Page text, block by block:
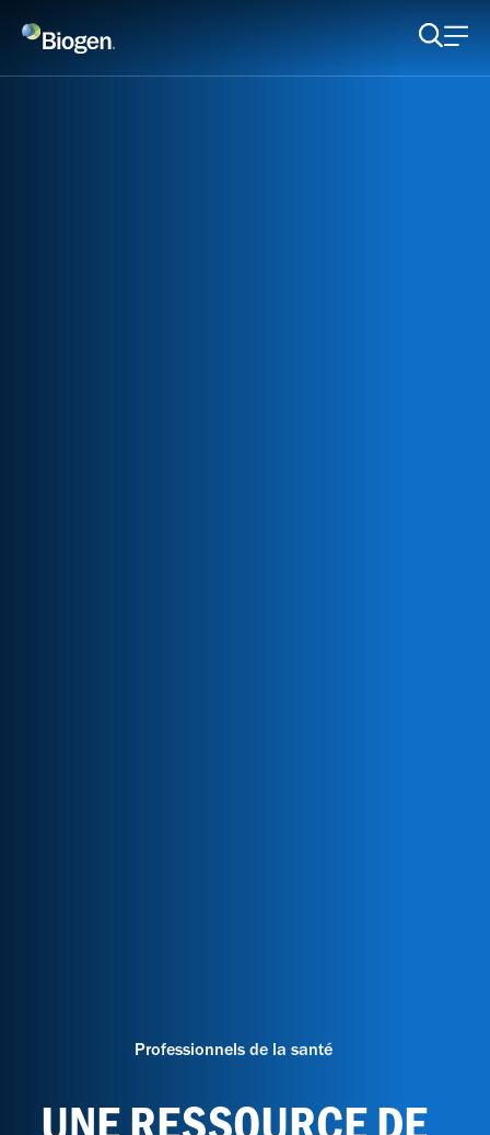
Professionnels de la santé
UNE RESSOURCE DE